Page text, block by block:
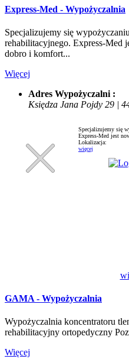
Express-Med - Wypożyczalnia
Specjalizujemy się
rehabilitacyjnego. Express-Med
dobro i komfort...
Więcej
Adres Wypożyczalni :
Księdza Jana Pojdy 29 |
Specjalizujemy się
Express-Med jest
Lokalizacja:
więcej
GAMA - Wypożyczalnia
Wypożyczalnia koncentratoru
rehabilitacyjny ortopedyczny
Więcej